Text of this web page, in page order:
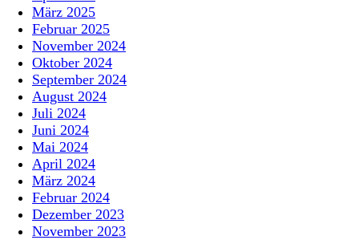
März 2025
Februar 2025
November 2024
Oktober 2024
September 2024
August 2024
Juli 2024
Juni 2024
Mai 2024
April 2024
März 2024
Februar 2024
Dezember 2023
November 2023